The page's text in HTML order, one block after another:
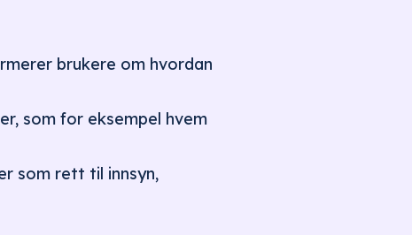
brukere om hvordan
som for eksempel hvem
som rett til innsyn,